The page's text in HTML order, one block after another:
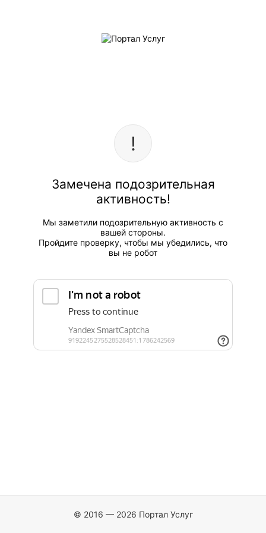
Замечена подозрительная
активность!
Мы заметили подозрительную активность с
вашей стороны.
Пройдите проверку, чтобы мы убедились, что
вы не робот
© 2016 — 2026 Портал Услуг